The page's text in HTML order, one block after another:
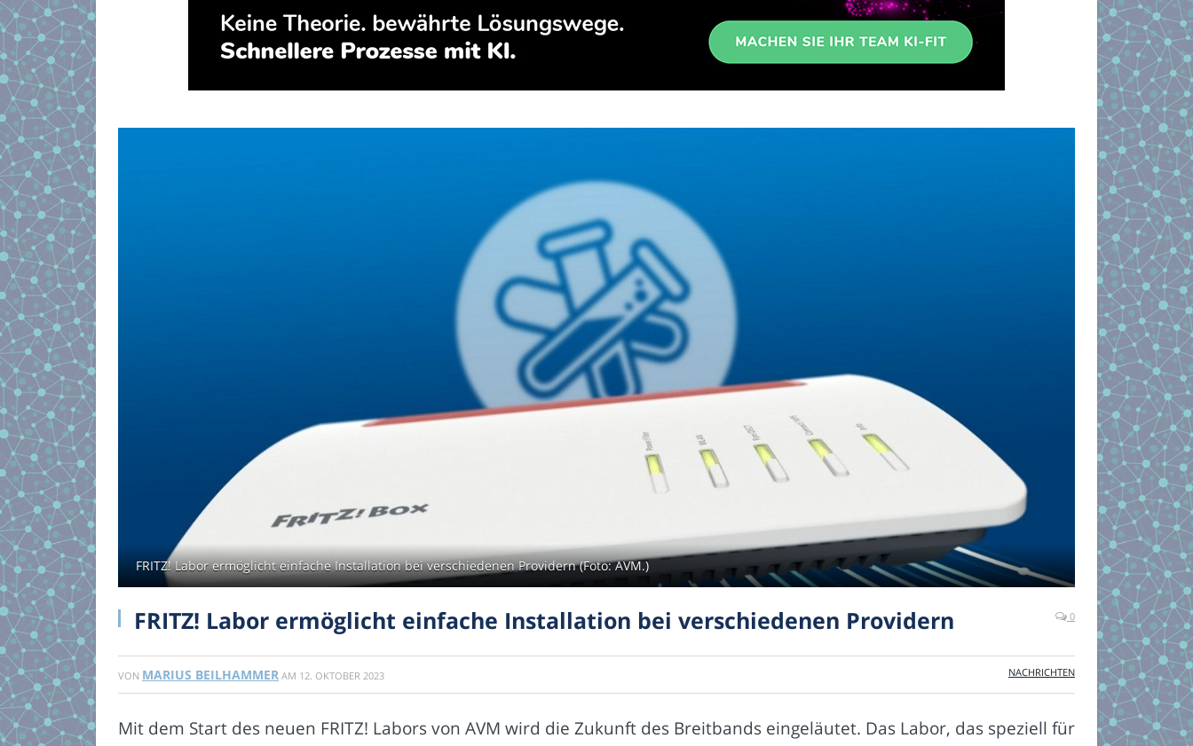
FRITZ! Labor ermöglicht einfache Installation bei verschiedenen Providern (Foto: AVM.)
FRITZ! Labor ermöglicht einfache Installation bei verschiedenen Providern 0
VON MARIUS BEILHAMMER AM 12. OKTOBER 2023 NACHRICHTEN
Mit dem Start des neuen FRITZ! Labors von AVM wird die Zukunft des Breitbands eingeläutet. Das Labor, das speziell für